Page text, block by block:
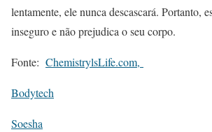
lentamente, ele nunca descascará. Portanto,
inseguro e não prejudica o seu corpo.
Fonte: ChemistrylsLife.com,
Bodytech
Soesha